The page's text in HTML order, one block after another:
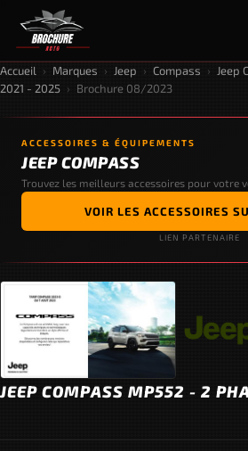
Accueil › Marques › Jeep › Compass ›
Jeep
2021 - 2025 › Brochure 08/2023
ACCESSOIRES & ÉQUIPEMENTS
JEEP COMPASS
Trouvez les meilleurs accessoires pour votre
VOIR LES ACCESSOIRES
LIEN PARTENAIRE
JEEP COMPASS MP552 - 2